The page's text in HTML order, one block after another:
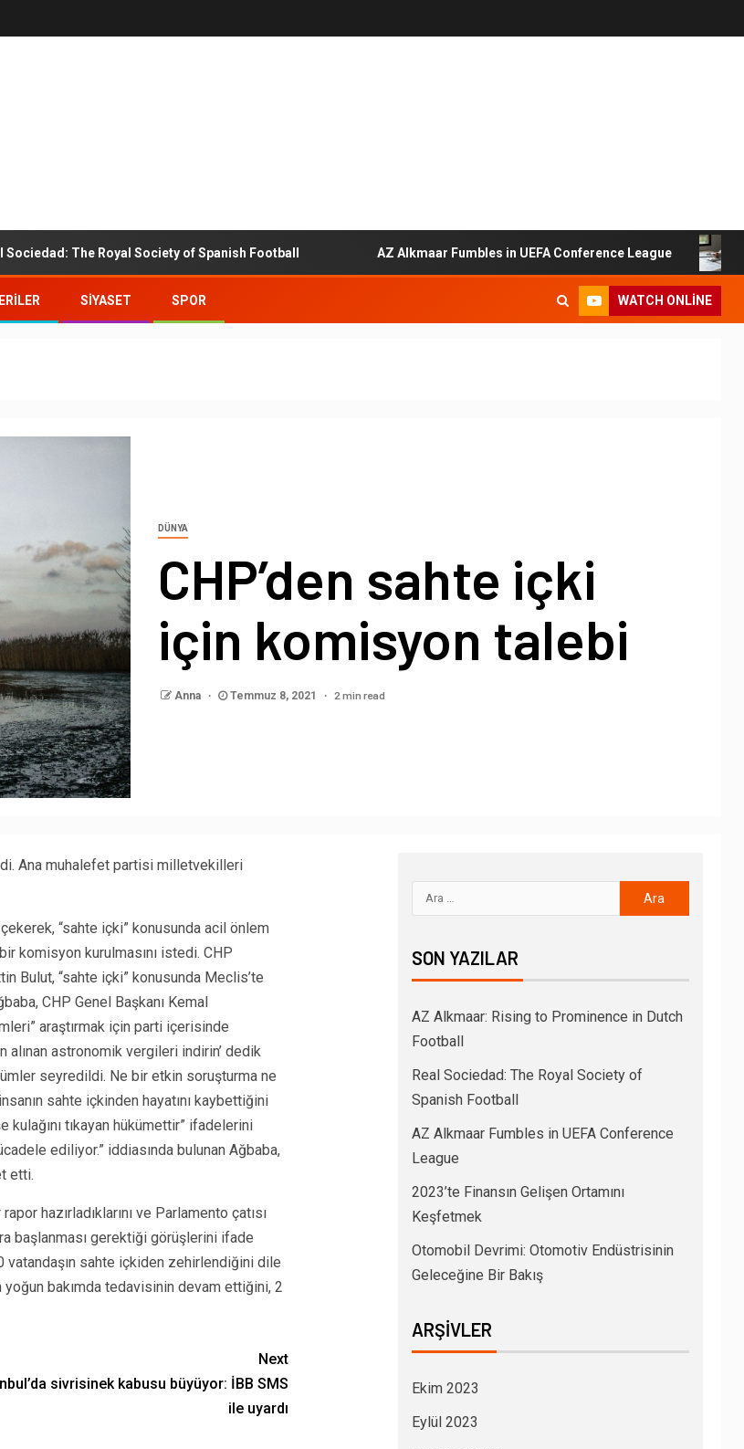
The Royal Society of Spanish Football AZ Alkmaar Fumbles in UEFA Conference League
SIYASET SPOR WATCH ONLINE
DÜNYA
CHP’den sahte içki
için komisyon talebi
Anna Temmuz 8, 2021 2 min read
Ana muhalefet partisi milletvekilleri
“sahte içki” konusunda acil önlem
bir komisyon kurulmasını istedi. CHP
Bulut, “sahte içki” konusunda Meclis’te
CHP Genel Başkanı Kemal
araştırmak için parti içerisinde
alınan astronomik vergileri indirin’ dedik
seyredildi. Ne bir etkin soruşturma ne
sahte içkinden hayatını kaybettiğini
tıkayan hükümettir” ifadelerini
ediliyor.” iddiasında bulunan Ağbaba,
etti.
hazırladıklarını ve Parlamento çatısı
başlanması gerektiği görüşlerini ifade
vatandaşın sahte içkiden zehirlendiğini dile
bakımda tedavisinin devam ettiğini, 2
Next
sivrisinek kabusu büyüyor: İBB SMS
ile uyardı
SON YAZILAR
AZ Alkmaar: Rising to Prominence in Dutch
Football
Real Sociedad: The Royal Society of
Spanish Football
AZ Alkmaar Fumbles in UEFA Conference
League
2023’te Finansın Gelişen Ortamını
Keşfetmek
Otomobil Devrimi: Otomotiv Endüstrisinin
Geleceğine Bir Bakış
ARŞIVLER
Ekim 2023
Eylül 2023